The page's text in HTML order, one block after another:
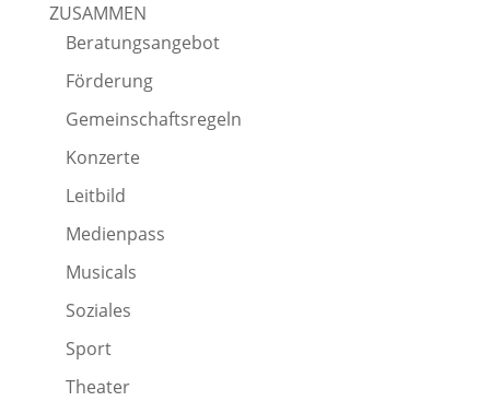
ZUSAMMEN
Beratungsangebot
Förderung
Gemeinschaftsregeln
Konzerte
Leitbild
Medienpass
Musicals
Soziales
Sport
Theater